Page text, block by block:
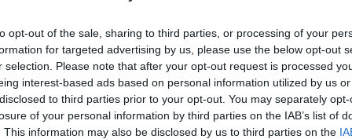
opt-out of the sale, sharing to third parties, or processing of your
for targeted advertising by us, please use the below opt-out
selection. Please note that after your opt-out request is processed
interest-based ads based on personal information utilized by us
to third parties prior to your opt-out. You may separately
of your personal information by third parties on the IAB’s list of
This information may also be disclosed by us to third parties on the
σχετικά επιστολή προς τα κοινοβουλευτικά
εκπροσώπους τους στη Διακομματική Επιτροπή, με
την Αναθεώρηση. Η σύνθεση της Διακομματικής θα
κομμάτων, σύμφωνα με την αρχή της αναλογικής